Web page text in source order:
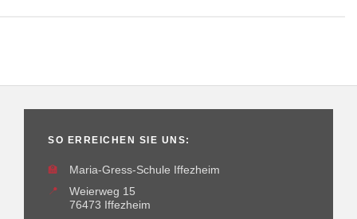
SO ERREICHEN SIE UNS:
🏫
Maria-Gress-Schule Iffezheim
📍
Weierweg 15
76473 Iffezheim